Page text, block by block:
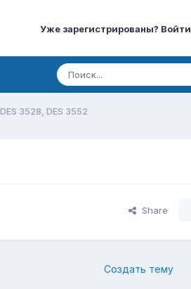
Уже зарегистрированы? Войти
3528, DES 3552
Share
Создать тему